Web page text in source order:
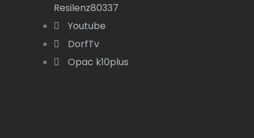
Resilenz80337
Youtube
DorfTv
Opac k10plus